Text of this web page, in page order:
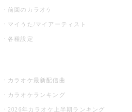
前回のカラオケ
マイうた/マイアーティスト
各種設定
カラオケ最新配信曲
カラオケランキング
2026年カラオケ上半期ランキング